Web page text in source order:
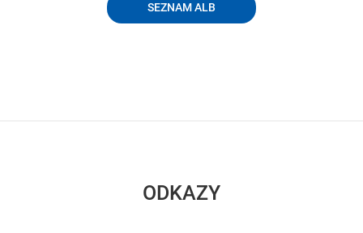
SEZNAM ALB
ODKAZY